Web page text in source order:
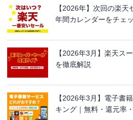
【2026年】次回の楽
年間カレンダーをチェ
【2026年3月】楽天ス
を徹底解説
【2026年3月】電子書
キング｜無料・還元率